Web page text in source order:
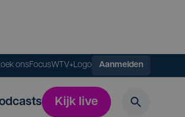
onsFocusWTV+Logo Aanmelden
Kijk live